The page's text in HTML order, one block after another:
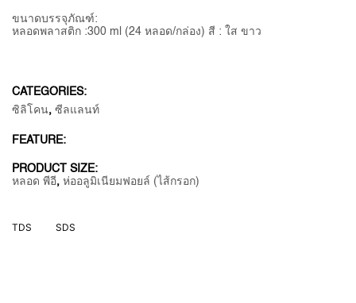
ขนาดบรรจุภัณฑ์:
หลอดพลาสติก :300 ml (24 หลอด/กล่อง) สี : ใส ขาว
CATEGORIES:
ซิลิโคน, ซีลแลนท์
FEATURE:
PRODUCT SIZE:
หลอด พีอี, ห่ออลูมิเนียมฟอยล์ (ไส้กรอก)